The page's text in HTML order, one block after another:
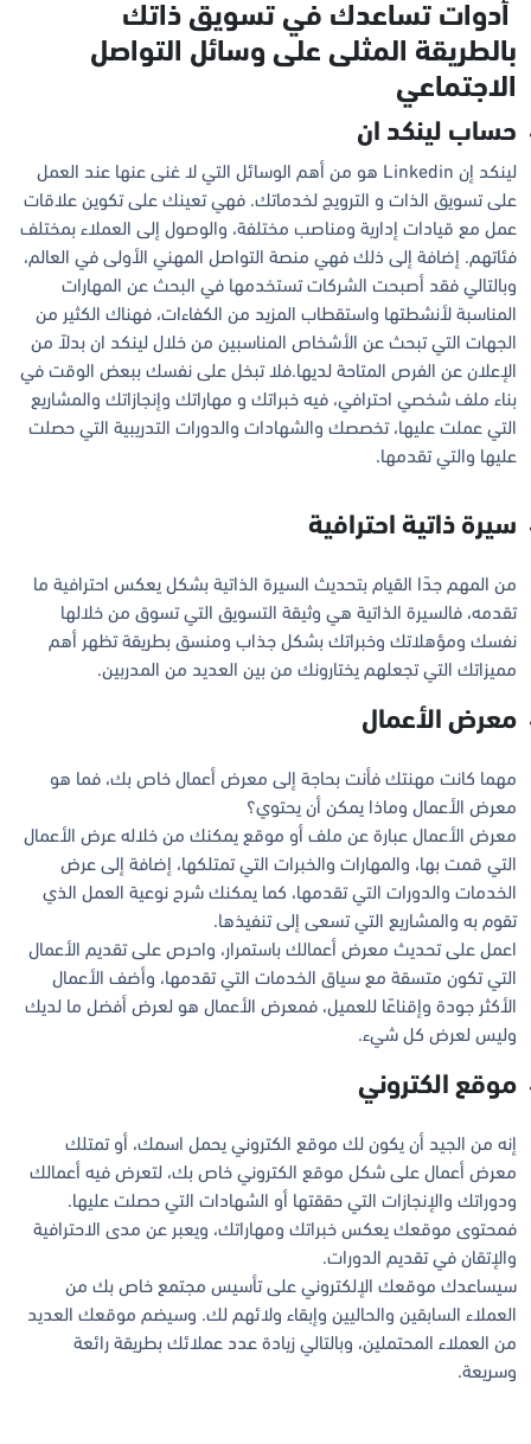
أدوات تساعدك في تسويق ذاتك
بالطريقة المثلى على وسائل التواصل
الاجتماعي
حساب لينكد ان
لينكد إن Linkedin هو من أهم الوسائل التي لا غنى عنها عند العمل
على تسويق الذات و الترويج لخدماتك. فهي تعينك على تكوين علاقات
عمل مع قيادات إدارية ومناصب مختلفة، والوصول إلى العملاء بمختلف
فئاتهم. إضافة إلى ذلك فهي منصة التواصل المهني الأولى في العالم،
وبالتالي فقد أصبحت الشركات تستخدمها في البحث عن المهارات
المناسبة لأنشطتها واستقطاب المزيد من الكفاءات، فهناك الكثير من
الجهات التي تبحث عن الأشخاص المناسبين من خلال لينكد ان بدلاً من
الإعلان عن الفرص المتاحة لديها.فلا تبخل على نفسك ببعض الوقت في
بناء ملف شخصي احترافي، فيه خبراتك و مهاراتك وإنجازاتك والمشاريع
التي عملت عليها، تخصصك والشهادات والدورات التدريبية التي حصلت
عليها والتي تقدمها.
سيرة ذاتية احترافية
من المهم جدًا القيام بتحديث السيرة الذاتية بشكل يعكس احترافية ما
تقدمه، فالسيرة الذاتية هي وثيقة التسويق التي تسوق من خلالها
نفسك ومؤهلاتك وخبراتك بشكل جذاب ومنسق بطريقة تظهر أهم
مميزاتك التي تجعلهم يختارونك من بين العديد من المدربين.
معرض الأعمال
مهما كانت مهنتك فأنت بحاجة إلى معرض أعمال خاص بك، فما هو
معرض الأعمال وماذا يمكن أن يحتوي؟
معرض الأعمال عبارة عن ملف أو موقع يمكنك من خلاله عرض الأعمال
التي قمت بها، والمهارات والخبرات التي تمتلكها، إضافة إلى عرض
الخدمات والدورات التي تقدمها، كما يمكنك شرح نوعية العمل الذي
تقوم به والمشاريع التي تسعى إلى تنفيذها.
اعمل على تحديث معرض أعمالك باستمرار، واحرص على تقديم الأعمال
التي تكون متسقة مع سياق الخدمات التي تقدمها، وأضف الأعمال
الأكثر جودة وإقناعًا للعميل، فمعرض الأعمال هو لعرض أفضل ما لديك
وليس لعرض كل شيء.
موقع الكتروني
إنه من الجيد أن يكون لك موقع الكتروني يحمل اسمك، أو تمتلك
معرض أعمال على شكل موقع الكتروني خاص بك، لتعرض فيه أعمالك
ودوراتك والإنجازات التي حققتها أو الشهادات التي حصلت عليها.
فمحتوى موقعك يعكس خبراتك ومهاراتك، ويعبر عن مدى الاحترافية
والإتقان في تقديم الدورات.
سيساعدك موقعك الإلكتروني على تأسيس مجتمع خاص بك من
العملاء السابقين والحاليين وإبقاء ولائهم لك. وسيضم موقعك العديد
من العملاء المحتملين، وبالتالي زيادة عدد عملائك بطريقة رائعة
وسريعة.